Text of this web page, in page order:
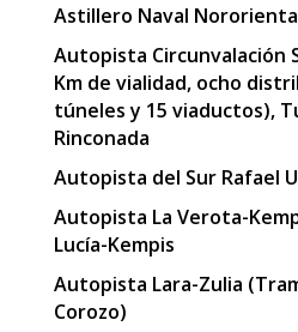
Astillero Naval
Autopista Circunvalación
Km de vialidad, ocho
túneles y 15 viaductos),
Rinconada
Autopista del Sur Rafael
Autopista La Verota-
Lucía-Kempis
Autopista Lara-Zulia
Corozo)